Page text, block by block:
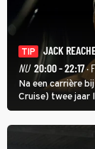
TIP
JACK
NU 20:00 - 22:17·
Na een carrière
Cruise) twee jaar
uithangt, totdat